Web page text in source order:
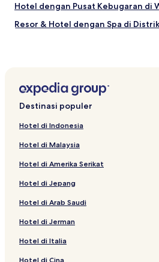
Hotel dengan Pusat Kebugaran di
Resor & Hotel dengan Spa di
Hotel dekat Stasiun Xindun
Hotel dekat Stasiun Huiji 2nd Road
Hotel dekat Stasiun Yong'antang
Hotel dekat Stasiun Jalan Lanjiang
Hotel dekat Gedung Bea Cukai
Hotel dengan Pusat Kebugaran di
Center
Hotel dekat Dunia Laut Kutub
Hotel Menerima Tamu LGBT di
Destinasi populer
Hotel di Indonesia
Hotel di Malaysia
Hotel di Amerika Serikat
Hotel di Jepang
Hotel di Arab Saudi
Hotel di Jerman
Hotel di Italia
Hotel di Cina